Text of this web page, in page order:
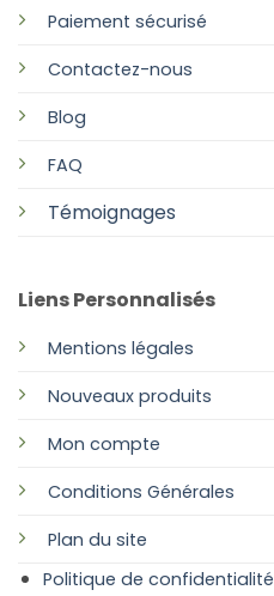
Paiement sécurisé
Contactez-nous
Blog
FAQ
Témoignages
Liens Personnalisés
Mentions légales
Nouveaux produits
Mon compte
Conditions Générales
Plan du site
Politique de confidentialité